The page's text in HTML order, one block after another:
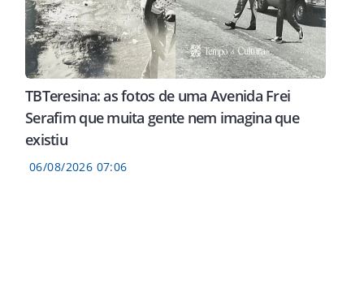
TBTeresina: as fotos de uma Avenida Frei
Serafim que muita gente nem imagina que
existiu
06/08/2026 07:06